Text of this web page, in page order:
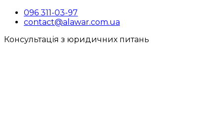
096 311-03-97
contact@alawar.com.ua
Консультація з юридичних питань